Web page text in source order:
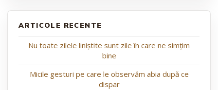
ARTICOLE RECENTE
Nu toate zilele liniștite sunt zile în care ne simțim
bine
Micile gesturi pe care le observăm abia după ce
dispar